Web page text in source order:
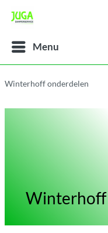
Menu
Winterhoff onderdelen
Winterhoff